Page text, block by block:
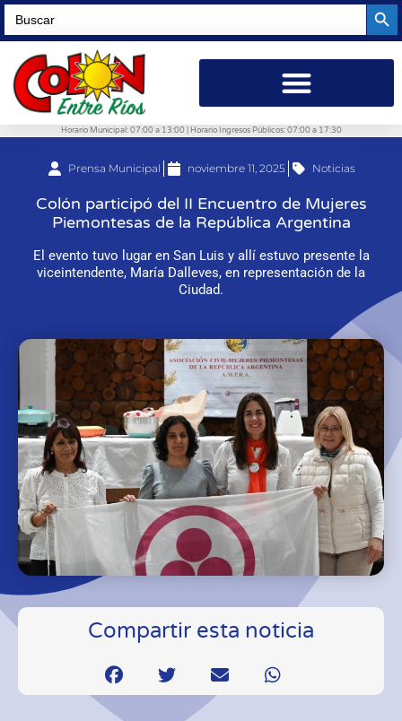
Search
for:
Horario Municipal: 07:00 a 13:00 | Horario Ingresos Públicos: 07:00 a 17:30
Prensa Municipal noviembre 11, 2025 Noticias
Colón participó del II Encuentro de Mujeres
Piemontesas de la República Argentina
El evento tuvo lugar en San Luis y allí estuvo presente la
viceintendente, María Dalleves, en representación de la
Ciudad.
Compartir esta noticia